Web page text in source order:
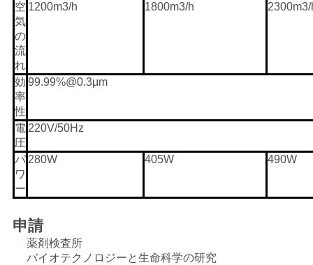
空
気
の
流
れ
1200m3/h 1800m3/h 2300m3/
効
率
性
99.99%@0.3μm
電
圧
220V/50Hz
パ
ワ
ー
280W 405W 490W
申請
薬剤検査所
バイオテクノロジーと生命科学の研究